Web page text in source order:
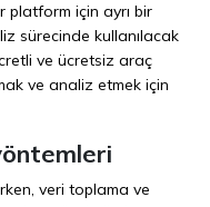
platform için ayrı bir
sürecinde kullanılacak
ve ücretsiz araç
ve analiz etmek için
veri toplama ve